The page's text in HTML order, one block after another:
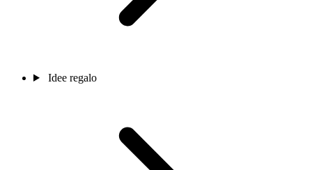
Idee regalo